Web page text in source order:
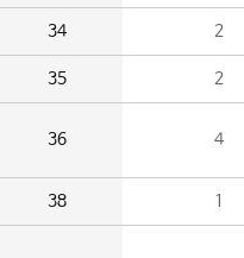
34 2
35 2
36 4
38 1